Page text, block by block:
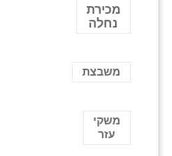
מכירת
נחלה
משבצת
משקי
עזר